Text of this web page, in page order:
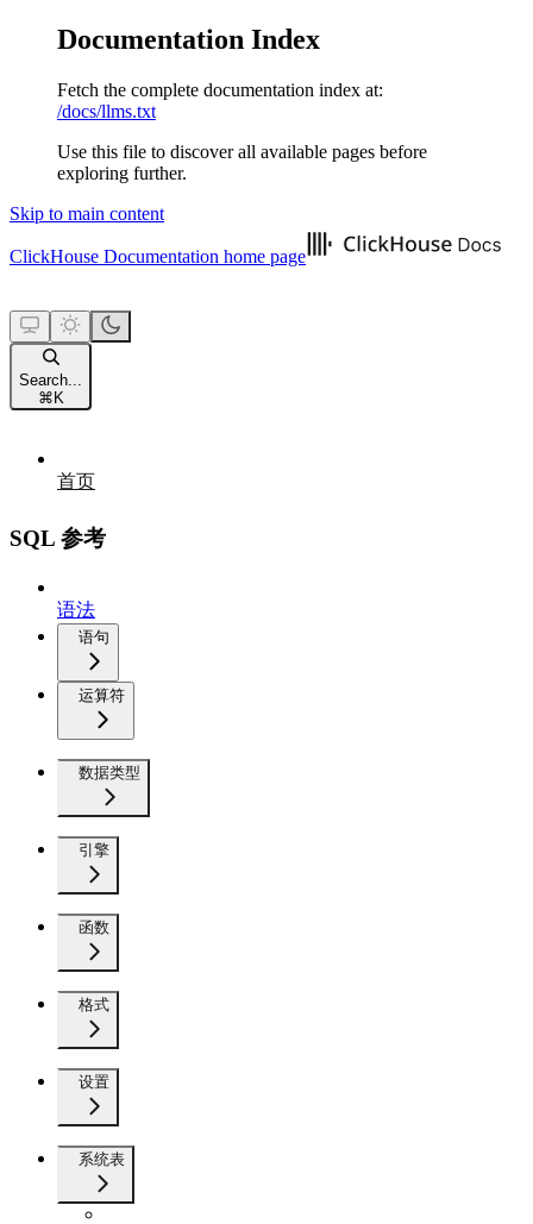
Documentation Index
Fetch the complete documentation index at:
/docs/llms.txt
Use this file to discover all available pages before
exploring further.
Skip to main content
ClickHouse Documentation home page
Search...
⌘ K
首页
SQL 参考
语法
语句
运算符
数据类型
引擎
函数
格式
设置
系统表